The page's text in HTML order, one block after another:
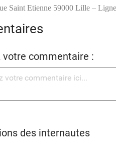
Saint Etienne 59000 Lille –
votre commentaire :
des internautes